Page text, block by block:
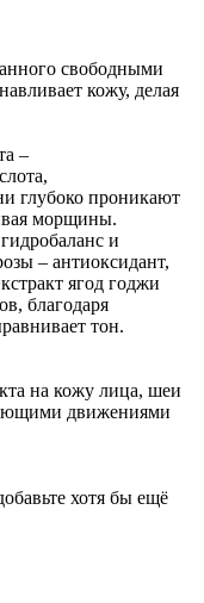
свободными
кожу, делая
–
глубоко проникают
морщины.
и
– антиоксидант,
ягод годжи
благодаря
тон.
на кожу лица, шеи
движениями
хотя бы ещё